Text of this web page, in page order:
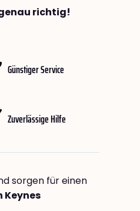
richtig!
Günstiger Service
Zuverlässige Hilfe
sorgen für einen
Keynes